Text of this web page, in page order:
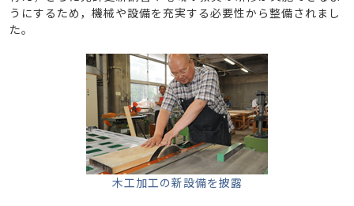
うにするため，機械や設備を充実する必要性から整備されまし
た。
木工加工の新設備を披露